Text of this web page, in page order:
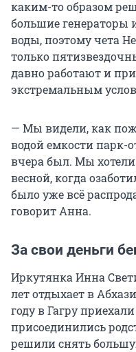
каким-то образом
большие генераторы
воды, поэтому чета
только
давно работают и
экстремальным
— Мы видели, как
водой емкости парк-
вчера был. Мы
весной, когда
было уже всё
говорит Анна.
За свои деньги
Иркутянка Инна
лет отдыхает в
году в Гагру
присоединились
решили снять